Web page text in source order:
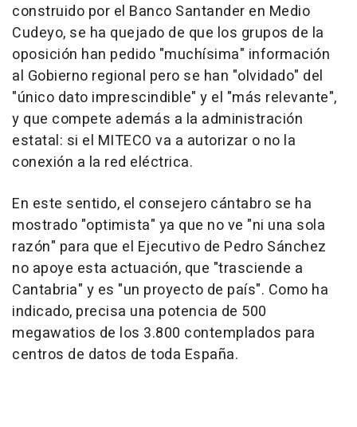
construido por el Banco Santander en Medio
Cudeyo, se ha quejado de que los grupos de la
oposición han pedido "muchísima" información
al Gobierno regional pero se han "olvidado" del
"único dato imprescindible" y el "más relevante",
y que compete además a la administración
estatal: si el MITECO va a autorizar o no la
conexión a la red eléctrica.
En este sentido, el consejero cántabro se ha
mostrado "optimista" ya que no ve "ni una sola
razón" para que el Ejecutivo de Pedro Sánchez
no apoye esta actuación, que "trasciende a
Cantabria" y es "un proyecto de país". Como ha
indicado, precisa una potencia de 500
megawatios de los 3.800 contemplados para
centros de datos de toda España.